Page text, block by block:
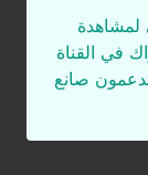
لمشاهدة
في القناة
صانع